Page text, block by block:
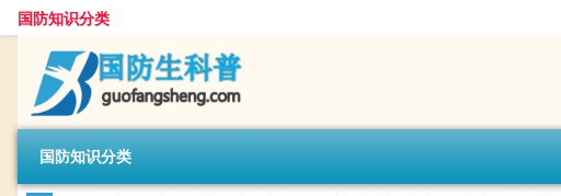
国防知识分类
国防知识分类